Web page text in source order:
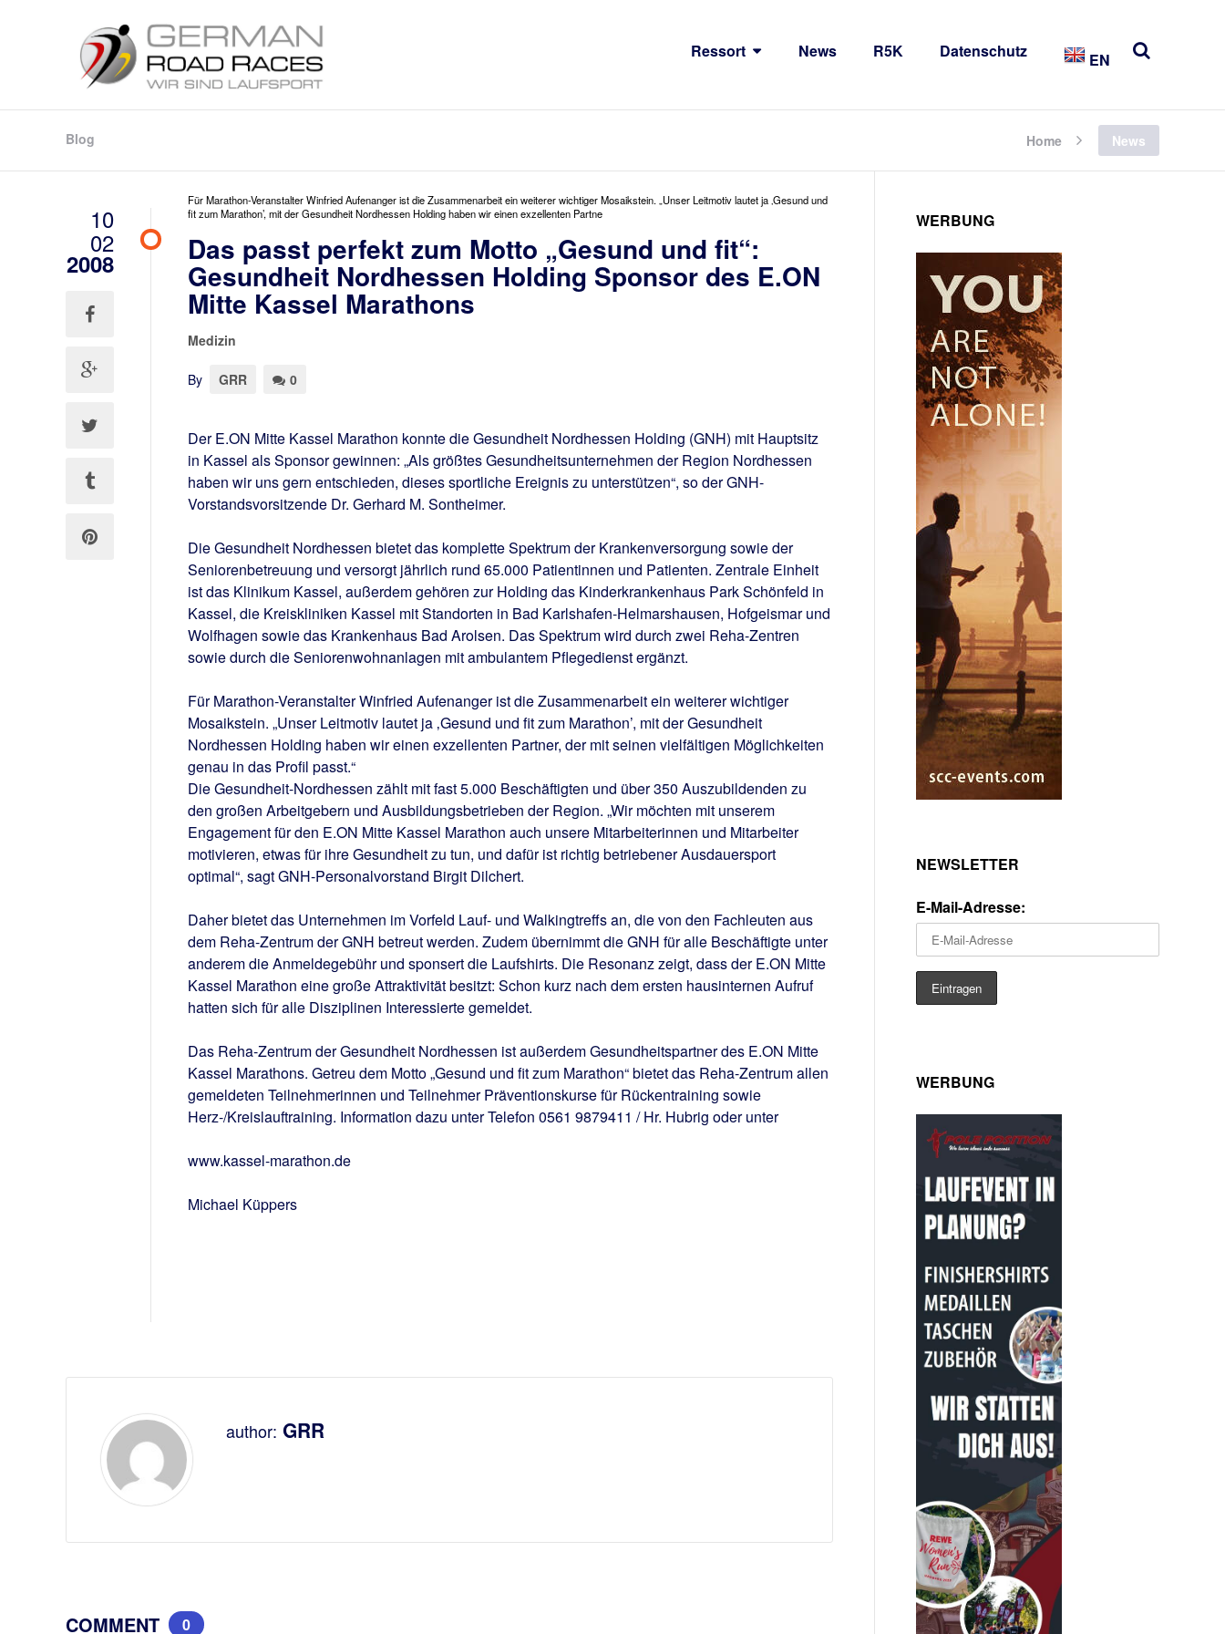
Ressort News R5K Datenschutz EN
Blog Home News
10
02
2008
Für Marathon-Veranstalter Winfried Aufenanger ist die Zusammenarbeit ein weiterer wichtiger Mosaikstein. „Unser Leitmotiv lautet ja ‚Gesund und
fit zum Marathon’, mit der Gesundheit Nordhessen Holding haben wir einen exzellenten Partne
Das passt perfekt zum Motto „Gesund und fit“:
Gesundheit Nordhessen Holding Sponsor des E.ON
Mitte Kassel Marathons
Medizin
By GRR 0
Der E.ON Mitte Kassel Marathon konnte die Gesundheit Nordhessen Holding (GNH) mit Hauptsitz
in Kassel als Sponsor gewinnen: „Als größtes Gesundheitsunternehmen der Region Nordhessen
haben wir uns gern entschieden, dieses sportliche Ereignis zu unterstützen“, so der GNH-
Vorstandsvorsitzende Dr. Gerhard M. Sontheimer.
Die Gesundheit Nordhessen bietet das komplette Spektrum der Krankenversorgung sowie der
Seniorenbetreuung und versorgt jährlich rund 65.000 Patientinnen und Patienten. Zentrale Einheit
ist das Klinikum Kassel, außerdem gehören zur Holding das Kinderkrankenhaus Park Schönfeld in
Kassel, die Kreiskliniken Kassel mit Standorten in Bad Karlshafen-Helmarshausen, Hofgeismar und
Wolfhagen sowie das Krankenhaus Bad Arolsen. Das Spektrum wird durch zwei Reha-Zentren
sowie durch die Seniorenwohnanlagen mit ambulantem Pflegedienst ergänzt.
Für Marathon-Veranstalter Winfried Aufenanger ist die Zusammenarbeit ein weiterer wichtiger
Mosaikstein. „Unser Leitmotiv lautet ja ‚Gesund und fit zum Marathon’, mit der Gesundheit
Nordhessen Holding haben wir einen exzellenten Partner, der mit seinen vielfältigen Möglichkeiten
genau in das Profil passt.“
Die Gesundheit-Nordhessen zählt mit fast 5.000 Beschäftigten und über 350 Auszubildenden zu
den großen Arbeitgebern und Ausbildungsbetrieben der Region. „Wir möchten mit unserem
Engagement für den E.ON Mitte Kassel Marathon auch unsere Mitarbeiterinnen und Mitarbeiter
motivieren, etwas für ihre Gesundheit zu tun, und dafür ist richtig betriebener Ausdauersport
optimal“, sagt GNH-Personalvorstand Birgit Dilchert.
Daher bietet das Unternehmen im Vorfeld Lauf- und Walkingtreffs an, die von den Fachleuten aus
dem Reha-Zentrum der GNH betreut werden. Zudem übernimmt die GNH für alle Beschäftigte unter
anderem die Anmeldegebühr und sponsert die Laufshirts. Die Resonanz zeigt, dass der E.ON Mitte
Kassel Marathon eine große Attraktivität besitzt: Schon kurz nach dem ersten hausinternen Aufruf
hatten sich für alle Disziplinen Interessierte gemeldet.
Das Reha-Zentrum der Gesundheit Nordhessen ist außerdem Gesundheitspartner des E.ON Mitte
Kassel Marathons. Getreu dem Motto „Gesund und fit zum Marathon“ bietet das Reha-Zentrum allen
gemeldeten Teilnehmerinnen und Teilnehmer Präventionskurse für Rückentraining sowie
Herz-/Kreislauftraining. Information dazu unter Telefon 0561 9879411 / Hr. Hubrig oder unter
www.kassel-marathon.de
Michael Küppers
author: GRR
COMMENT 0
WERBUNG
NEWSLETTER
E-Mail-Adresse:
WERBUNG